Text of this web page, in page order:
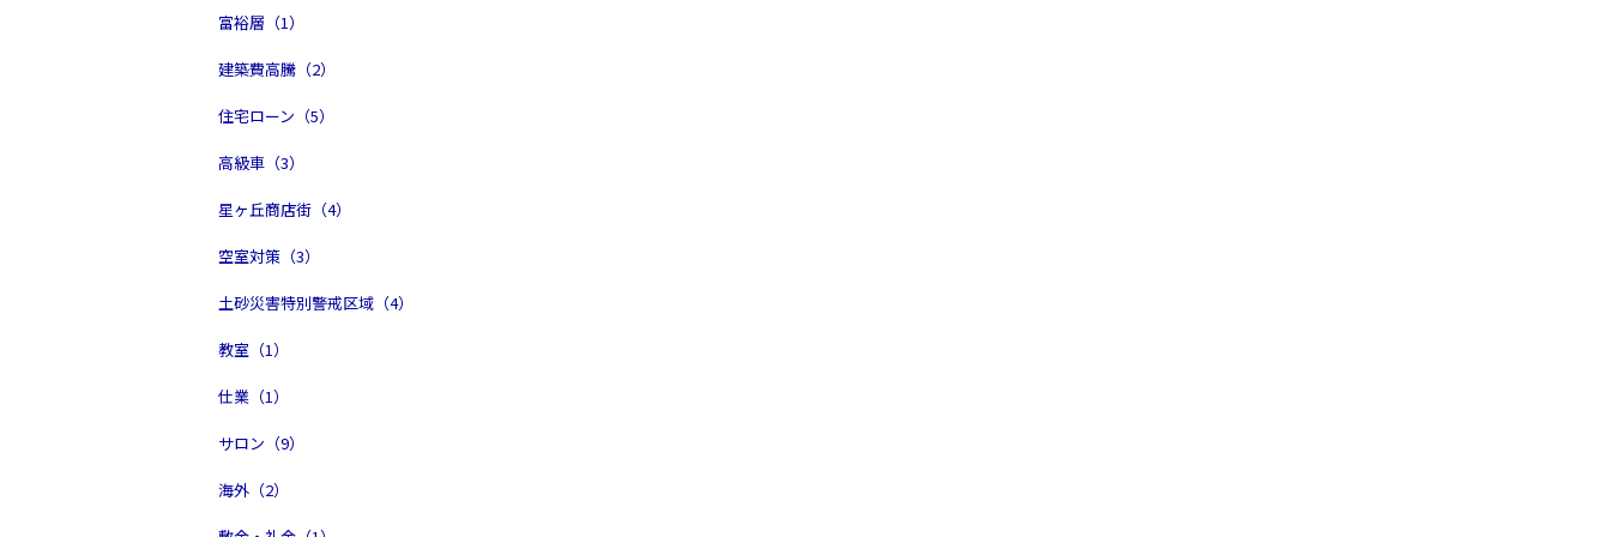
富裕層（1）
建築費高騰（2）
住宅ローン（5）
高級車（3）
星ヶ丘商店街（4）
空室対策（3）
土砂災害特別警戒区域（4）
教室（1）
仕業（1）
サロン（9）
海外（2）